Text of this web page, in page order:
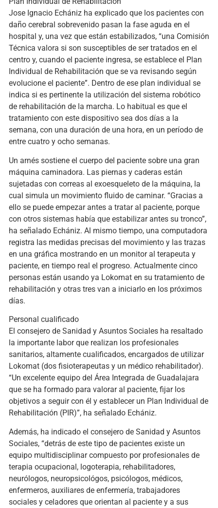
Jose Ignacio Echániz ha explicado que los pacientes con
daño cerebral sobrevenido pasan la fase aguda en el
hospital y, una vez que están estabilizados, “una Comisión
Técnica valora si son susceptibles de ser tratados en el
centro y, cuando el paciente ingresa, se establece el Plan
Individual de Rehabilitación que se va revisando según
evolucione el paciente”. Dentro de ese plan individual se
indica si es pertinente la utilización del sistema robótico
de rehabilitación de la marcha. Lo habitual es que el
tratamiento con este dispositivo sea dos días a la
semana, con una duración de una hora, en un período de
entre cuatro y ocho semanas.
Un arnés sostiene el cuerpo del paciente sobre una gran
máquina caminadora. Las piernas y caderas están
sujetadas con correas al exoesqueleto de la máquina, la
cual simula un movimiento fluido de caminar. “Gracias a
ello se puede empezar antes a tratar al paciente, porque
con otros sistemas había que estabilizar antes su tronco”,
ha señalado Echániz. Al mismo tiempo, una computadora
registra las medidas precisas del movimiento y las trazas
en una gráfica mostrando en un monitor al terapeuta y
paciente, en tiempo real el progreso. Actualmente cinco
personas están usando ya Lokomat en su tratamiento de
rehabilitación y otras tres van a iniciarlo en los próximos
días.
Personal cualificado
El consejero de Sanidad y Asuntos Sociales ha resaltado
la importante labor que realizan los profesionales
sanitarios, altamente cualificados, encargados de utilizar
Lokomat (dos fisioterapeutas y un médico rehabilitador).
“Un excelente equipo del Área Integrada de Guadalajara
que se ha formado para valorar al paciente, fijar los
objetivos a seguir con él y establecer un Plan Individual de
Rehabilitación (PIR)”, ha señalado Echániz.
Además, ha indicado el consejero de Sanidad y Asuntos
Sociales, “detrás de este tipo de pacientes existe un
equipo multidisciplinar compuesto por profesionales de
terapia ocupacional, logoterapia, rehabilitadores,
neurólogos, neuropsicológos, psicólogos, médicos,
enfermeros, auxiliares de enfermería, trabajadores
sociales y celadores que orientan al paciente y a sus